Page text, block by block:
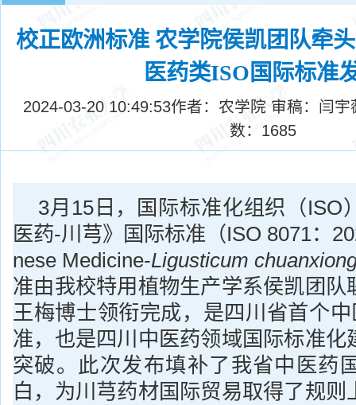
校正欧洲标准 农学院侯凯团队牵
医药类ISO国际标准
2024-03-20 10:49:53作者：农学院 审稿：闫
数： 1685
3月15日，国际标准化组织（ISO
医药-川芎》国际标准（ISO 8071：
nese Medicine-Ligusticum
准由我校特用植物生产学系侯凯团队
王梅博士领衔完成，是四川省首个
准，也是四川中医药领域国际标准化
突破。此次发布填补了我省中医药
白，为川芎药材国际贸易取得了规则